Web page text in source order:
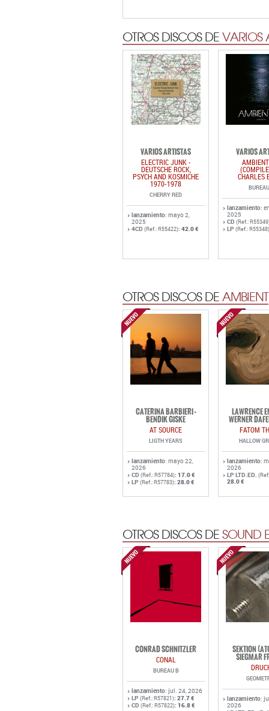
OTROS DISCOS DEVARIOS
VARIOS ARTISTAS
ELECTRIC JUNK -
DEUTSCHE ROCK,
PSYCH AND KOSMICHE
1970-1978
CHERRY RED
lanzamiento: mayo 2,
2025
4CD (Ref.: R55422): 42.0 €
VARIOS
CHARLES
lanzamiento:
2025
CD (Ref.:
LP (Ref.: R55348)
OTROS DISCOS DEAMBIENT
CATERINA BARBIERI -
BENDIK GISKE
AT SOURCE
LIGTH YEARS
lanzamiento: mayo 22,
2026
CD (Ref.: R57784): 17.0 €
LP (Ref.: R57783): 28.0 €
LAWRENCE
WERNER
FATOM
HALLOW
lanzamiento:
2026
LP LTD.ED.
28.0 €
OTROS DISCOS DESOUND
CONRAD SCHNITZLER
CONAL
BUREAU B
lanzamiento: jul. 24, 2026
LP (Ref.: R57821): 27.7 €
CD (Ref.: R57822): 16.8 €
SEKTION
SIEGMAR
lanzamiento:
2026